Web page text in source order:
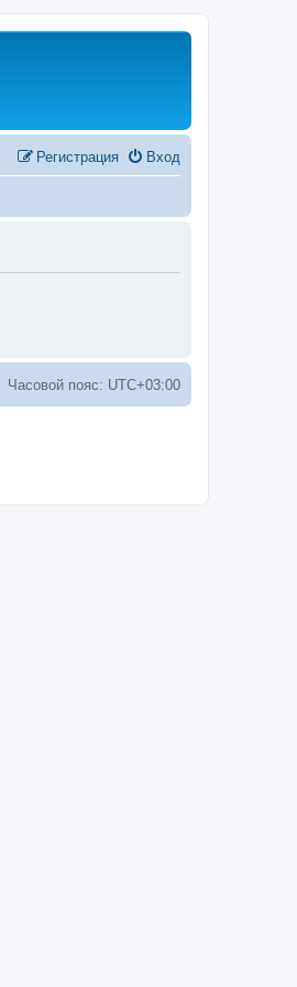
Вход
Регистрация
Часовой пояс: UTC+03:00